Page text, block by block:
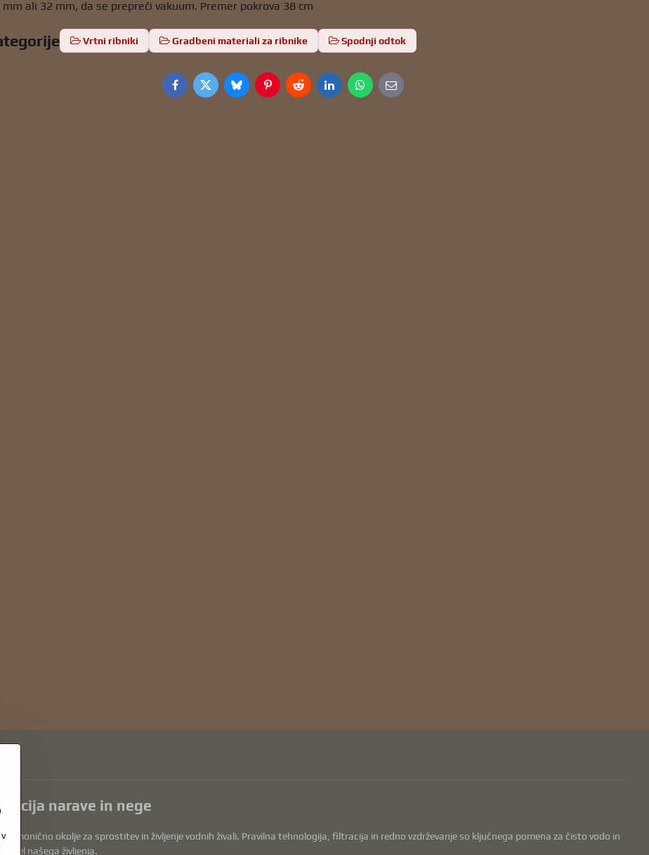
ali 32 mm, da se prepreči vakuum. Premer pokrova 38 cm
Vrtni ribniki Gradbeni materiali za ribnike Spodnji odtok
FacebookTwitterBlueskyPinterestRedditLinkedInWhatsApp
E-
mail
narave in nege
okolje za sprostitev in življenje vodnih živali. Pravilna tehnologija, filtracija in redno vzdrževanje so ključnega pomena za čisto vodo in
del našega življenja.